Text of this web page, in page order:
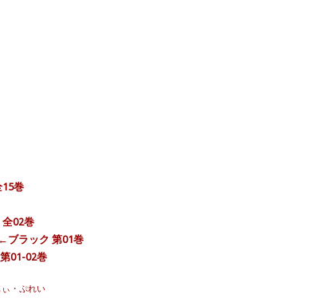
15巻
全02巻
ブラック 第01巻
01-02巻
ぃ・ぷれい